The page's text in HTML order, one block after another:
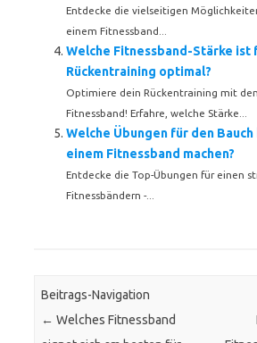
Entdecke die vielseitigen
einem Fitnessband...
Welche Fitnessband-Stärke ist
Rückentraining optimal?
Optimiere dein Rückentraining mit
Fitnessband! Erfahre, welche Stärke...
Welche Übungen für den Bauch
einem Fitnessband machen?
Entdecke die Top-Übungen für einen
Fitnessbändern -...
Beitrags-Navigation
← Welches Fitnessband